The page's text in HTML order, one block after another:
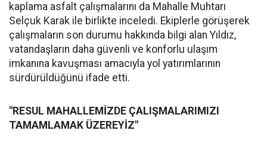
kaplama asfalt çalışmalarını da Mahalle Muhtarı
Selçuk Karak ile birlikte inceledi. Ekiplerle görüşerek
çalışmaların son durumu hakkında bilgi alan Yıldız,
vatandaşların daha güvenli ve konforlu ulaşım
imkanına kavuşması amacıyla yol yatırımlarının
sürdürüldüğünü ifade etti.
"RESUL MAHALLEMİZDE ÇALIŞMALARIMIZI
TAMAMLAMAK ÜZEREYİZ"